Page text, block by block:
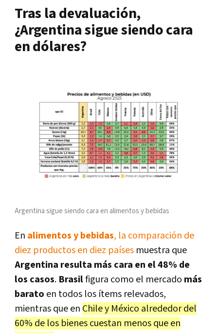
Tras la devaluación,
¿Argentina sigue siendo cara
en dólares?
Argentina sigue siendo cara en alimentos y bebidas
En alimentos y bebidas, la comparación de
diez productos en diez países muestra que
Argentina resulta más cara en el 48% de
los casos. Brasilfigura como el mercado más
barato en todos los ítems relevados,
mientras que en Chile y México alrededor del
60% de los bienes cuestan menos que en